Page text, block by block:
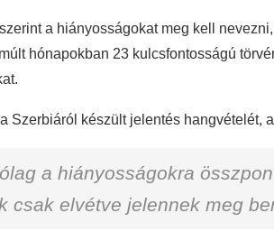
a hiányosságokat meg kell
hónapokban 23 kulcsfontosságú
Szerbiáról készült jelentés hangvételét,
a hiányosságokra
csak elvétve jelennek meg